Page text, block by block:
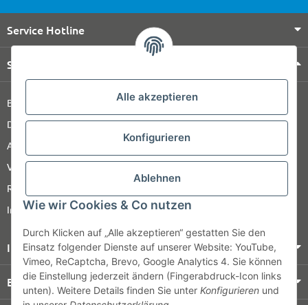
Alle akzeptieren
Konfigurieren
Ablehnen
Wie wir Cookies & Co nutzen
Durch Klicken auf „Alle akzeptieren“ gestatten Sie den
Einsatz folgender Dienste auf unserer Website: YouTube,
Vimeo, ReCaptcha, Brevo, Google Analytics 4. Sie können
die Einstellung jederzeit ändern (Fingerabdruck-Icon links
unten). Weitere Details finden Sie unter Konfigurieren und
Service Hotline
Shop Service
Barrierefreiheitserklärung
Datenschutz
AGB
Versandinformationen
Retour
Impressum
Informationen
Bezahlung & Versand